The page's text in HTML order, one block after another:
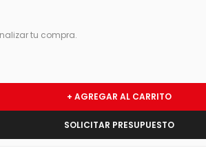
tu compra.
+ AGREGAR AL CARRITO
SOLICITAR PRESUPUESTO